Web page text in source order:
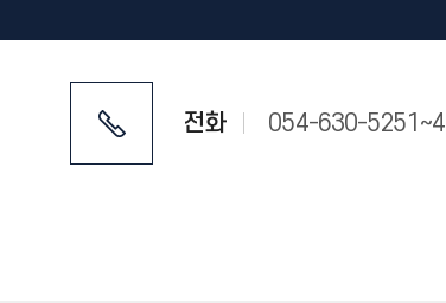
전화 054-630-5251~4